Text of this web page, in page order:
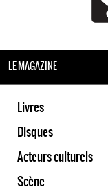
LE MAGAZINE
Livres
Disques
Acteurs culturels
Scène